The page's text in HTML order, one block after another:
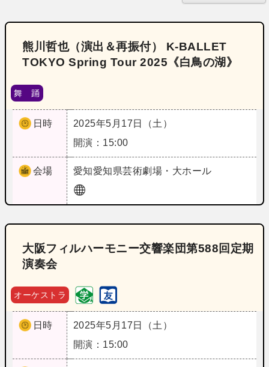
熊川哲也（演出＆再振付） K‐BALLET
TOKYO Spring Tour 2025《白鳥の湖》
舞 踊
日時
2025年5月17日（土）
開演：15:00
会場 愛知愛知県芸術劇場・大ホール
大阪フィルハーモニー交響楽団第588回定期
演奏会
オーケストラ
日時
2025年5月17日（土）
開演：15:00